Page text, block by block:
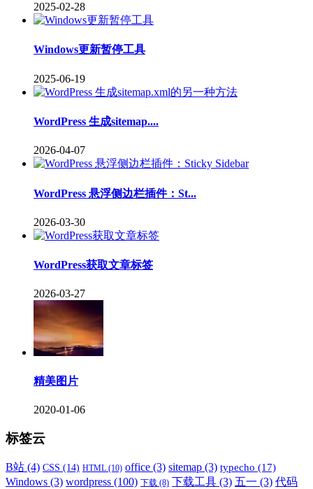
2025-02-28
Windows更新暂停工具
2025-06-19
WordPress 生成sitemap....
2026-04-07
WordPress 悬浮侧边栏插件：St...
2026-03-30
WordPress获取文章标签
2026-03-27
精美图片
2020-01-06
标签云
B站 (4) CSS (14) HTML (10) office (3) sitemap (3) typecho (17)
Windows (3) wordpress (100) 下载 (8) 下载工具 (3) 五一 (3) 代码